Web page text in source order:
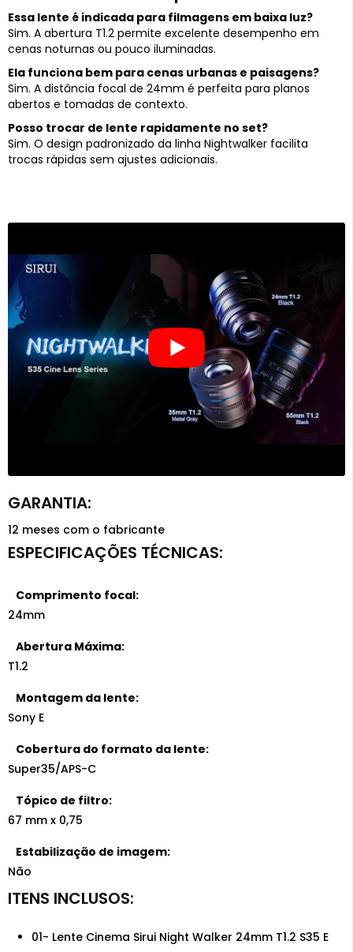
12 meses com o fabricante
Comprimento focal:
24mm
Abertura Máxima:
T1.2
Montagem da lente:
Sony E
Cobertura do formato da lente:
Super35/APS-C
Tópico de filtro:
67 mm x 0,75
Estabilização de imagem:
Não
01- Lente Cinema Sirui Night Walker 24mm T1.2 S35 E
Essa lente é indicada para filmagens em baixa luz?
Sim. A abertura T1.2 permite excelente desempenho em
cenas noturnas ou pouco iluminadas.
Ela funciona bem para cenas urbanas e paisagens?
Sim. A distância focal de 24mm é perfeita para planos
abertos e tomadas de contexto.
Posso trocar de lente rapidamente no set?
Sim. O design padronizado da linha Nightwalker facilita
trocas rápidas sem ajustes adicionais.